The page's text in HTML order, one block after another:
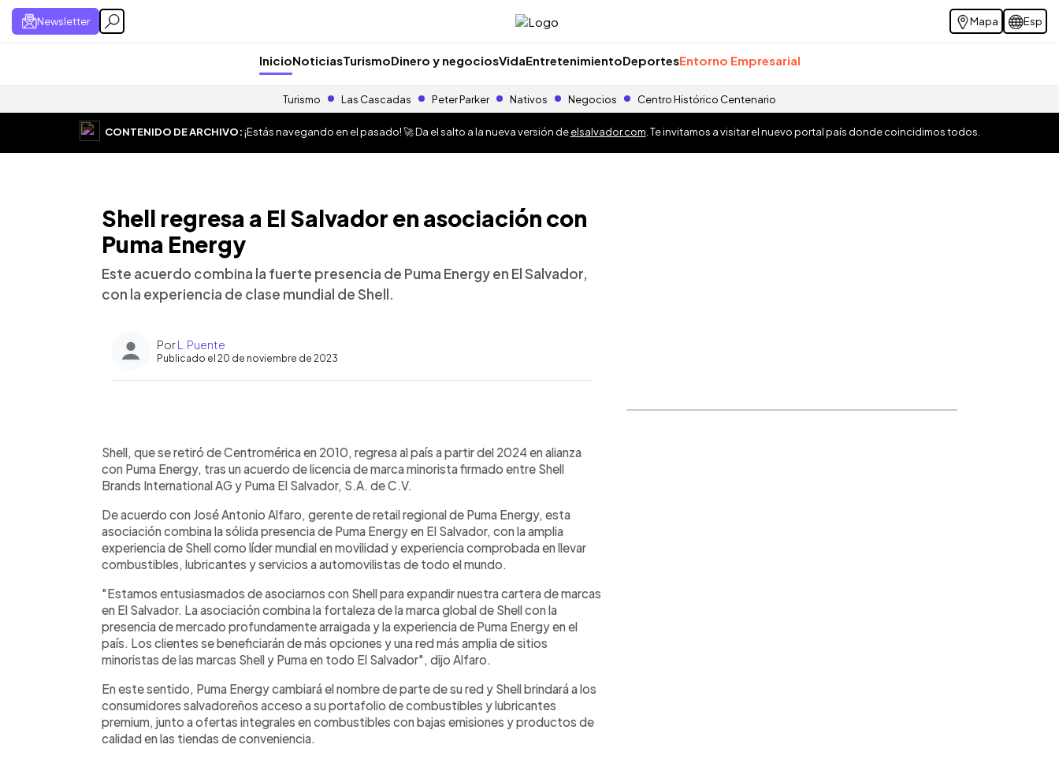
Newsletter Mapa Esp
InicioNoticiasTurismoDinero y negociosVidaEntretenimientoDeportesEntorno Empresarial
Turismo Las Cascadas Peter Parker Nativos Negocios Centro Histórico Centenario
CONTENIDO DE ARCHIVO:¡Estás navegando en el pasado! 🚀 Da el salto a la nueva versión deelsalvador.com . Te invitamos a visitar el nuevo portal país donde coincidimos todos.
Shell regresa a El Salvador en asociación con
Puma Energy
Este acuerdo combina la fuerte presencia de Puma Energy en El Salvador,
con la experiencia de clase mundial de Shell.
PorL. Puente
Publicado el 20 de noviembre de 2023
Escuchar artículo
Shell, que se retiró de Centromérica en 2010, regresa al país a partir del 2024 en alianza
con Puma Energy, tras un acuerdo de licencia de marca minorista firmado entre Shell
Brands International AG y Puma El Salvador, S.A. de C.V.
De acuerdo con José Antonio Alfaro, gerente de retail regional de Puma Energy, esta
asociación combina la sólida presencia de Puma Energy en El Salvador, con la amplia
experiencia de Shell como líder mundial en movilidad y experiencia comprobada en llevar
combustibles, lubricantes y servicios a automovilistas de todo el mundo.
"Estamos entusiasmados de asociarnos con Shell para expandir nuestra cartera de marcas
en El Salvador. La asociación combina la fortaleza de la marca global de Shell con la
presencia de mercado profundamente arraigada y la experiencia de Puma Energy en el
país. Los clientes se beneficiarán de más opciones y una red más amplia de sitios
minoristas de las marcas Shell y Puma en todo El Salvador", dijo Alfaro.
En este sentido, Puma Energy cambiará el nombre de parte de su red y Shell brindará a los
consumidores salvadoreños acceso a su portafolio de combustibles y lubricantes
premium, junto a ofertas integrales en combustibles con bajas emisiones y productos de
calidad en las tiendas de conveniencia.